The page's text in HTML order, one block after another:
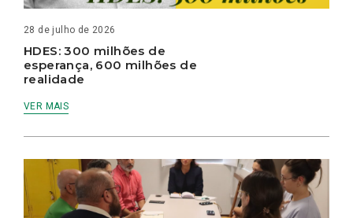
28 de julho de 2026
HDES: 300 milhões de
esperança, 600 milhões de
realidade
VER MAIS